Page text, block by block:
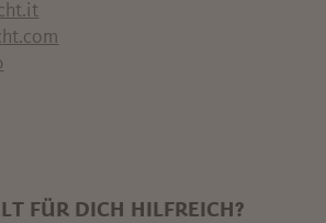
FÜR DICH HILFREICH?